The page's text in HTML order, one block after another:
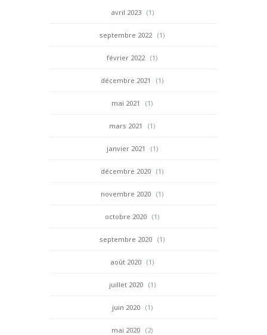
avril 2023 (1)
septembre 2022 (1)
février 2022 (1)
décembre 2021 (1)
mai 2021 (1)
mars 2021 (1)
janvier 2021 (1)
décembre 2020 (1)
novembre 2020 (1)
octobre 2020 (1)
septembre 2020 (1)
août 2020 (1)
juillet 2020 (1)
juin 2020 (1)
mai 2020 (2)